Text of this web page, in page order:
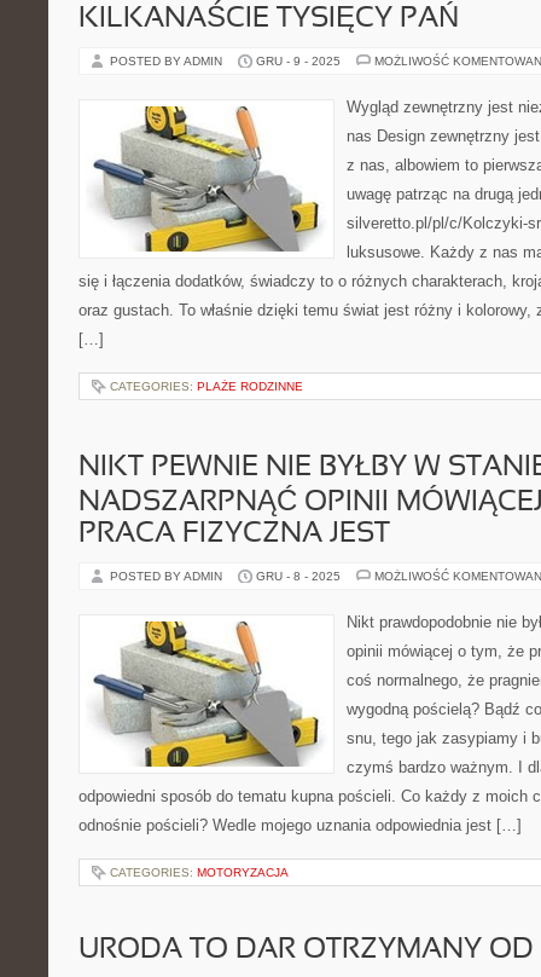
KILKANAŚCIE TYSIĘCY PAŃ
POSTED BY ADMIN GRU - 9 - 2025 MOŻLIWOŚĆ
Wygląd zewnętrzny jest
nas Design zewnętrzny
z nas, albowiem to
uwagę patrząc na drugą
silveretto.pl/pl/c/Kolczyki-
luksusowe. Każdy z nas
się i łączenia dodatków, świadczy to o różnych charakterach,
oraz gustach. To właśnie dzięki temu świat jest różny i
[…]
CATEGORIES: PLAŻE RODZINNE
NIKT PEWNIE NIE BYŁBY W
NADSZARPNĄĆ OPINII
PRACA FIZYCZNA JEST
POSTED BY ADMIN GRU - 8 - 2025 MOŻLIWOŚĆ
Nikt prawdopodobnie nie
opinii mówiącej o tym, że
coś normalnego, że
wygodną pościelą? Bądź
snu, tego jak zasypiamy i
czymś bardzo ważnym. I
odpowiedni sposób do tematu kupna pościeli. Co każdy z moich
odnośnie pościeli? Wedle mojego uznania odpowiednia jest […]
CATEGORIES: MOTORYZACJA
URODA TO DAR OTRZYMANY OD